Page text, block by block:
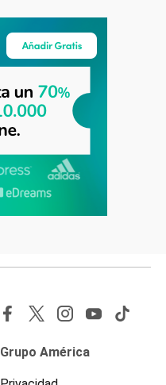
Grupo América